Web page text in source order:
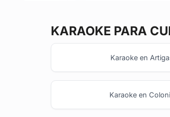
KARAOKE PARA
Karaoke en
Karaoke en